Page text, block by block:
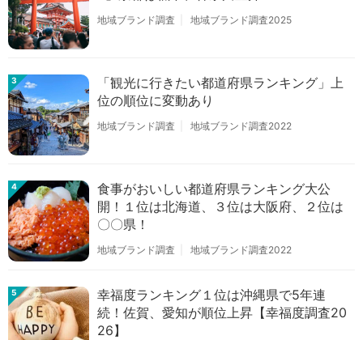
地域ブランド調査 地域ブランド調査2025
3
「観光に行きたい都道府県ランキング」上
位の順位に変動あり
地域ブランド調査 地域ブランド調査2022
4
食事がおいしい都道府県ランキング大公
開！１位は北海道、３位は大阪府、２位は
〇〇県！
地域ブランド調査 地域ブランド調査2022
5
幸福度ランキング１位は沖縄県で5年連
続！佐賀、愛知が順位上昇【幸福度調査20
26】